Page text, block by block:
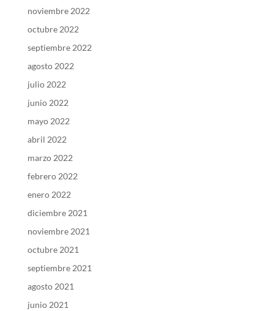
noviembre 2022
octubre 2022
septiembre 2022
agosto 2022
julio 2022
junio 2022
mayo 2022
abril 2022
marzo 2022
febrero 2022
enero 2022
diciembre 2021
noviembre 2021
octubre 2021
septiembre 2021
agosto 2021
junio 2021